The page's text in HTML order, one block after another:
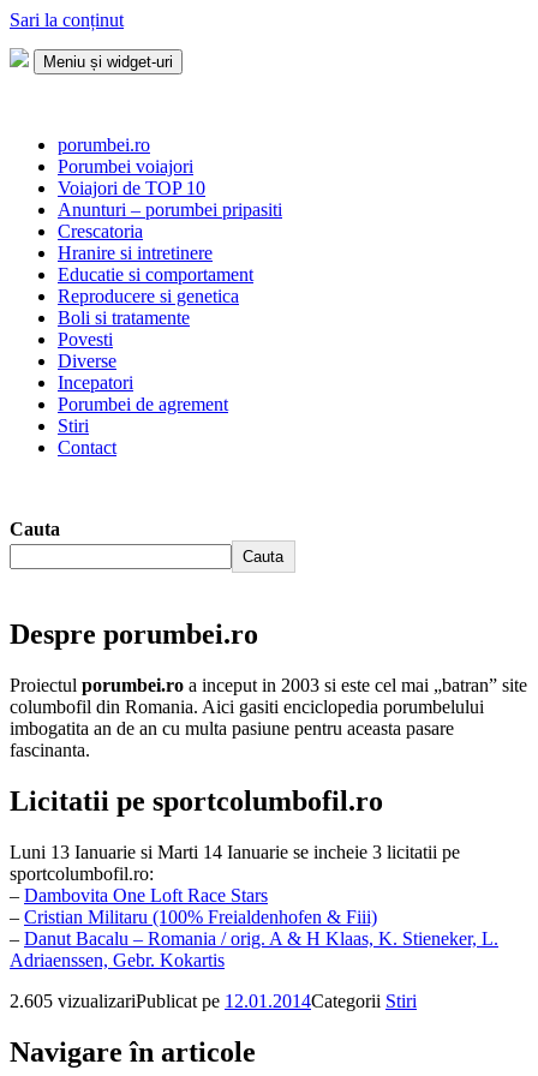
Sari la conținut
Meniu și widget-uri
porumbei.ro
Porumbei voiajori
Voiajori de TOP 10
Anunturi – porumbei pripasiti
Crescatoria
Hranire si intretinere
Educatie si comportament
Reproducere si genetica
Boli si tratamente
Povesti
Diverse
Incepatori
Porumbei de agrement
Stiri
Contact
Cauta
Cauta
Despre porumbei.ro
Proiectul porumbei.ro a inceput in 2003 si este cel mai „batran” site
columbofil din Romania. Aici gasiti enciclopedia porumbelului
imbogatita an de an cu multa pasiune pentru aceasta pasare
fascinanta.
Licitatii pe sportcolumbofil.ro
Luni 13 Ianuarie si Marti 14 Ianuarie se incheie 3 licitatii pe
sportcolumbofil.ro:
– Dambovita One Loft Race Stars
– Cristian Militaru (100% Freialdenhofen & Fiii)
– Danut Bacalu – Romania / orig. A & H Klaas, K. Stieneker, L.
Adriaenssen, Gebr. Kokartis
2.605 vizualizariPublicat pe 12.01.2014Categorii Stiri
Navigare în articole